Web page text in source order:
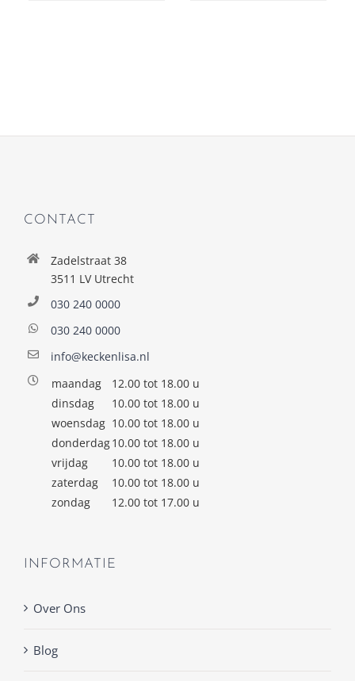
CONTACT
Zadelstraat 38
3511 LV Utrecht
030 240 0000
030 240 0000
info@keckenlisa.nl
maandag
12.00 tot 18.00 u
dinsdag
10.00 tot 18.00 u
woensdag 10.00 tot 18.00 u
donderdag10.00 tot 18.00 u
vrijdag
10.00 tot 18.00 u
zaterdag
10.00 tot 18.00 u
zondag
12.00 tot 17.00 u
INFORMATIE
Over Ons
Blog